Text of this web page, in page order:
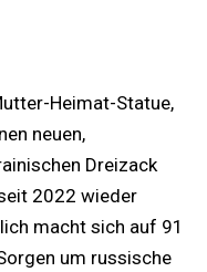
Heimat-Statue,
neuen,
Dreizack
2022 wieder
macht sich auf 91
um russische